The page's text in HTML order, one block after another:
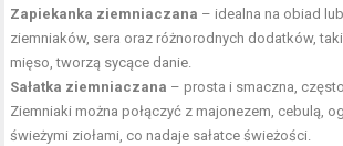
Zapiekanka ziemniaczana – idealna na obiad
ziemniaków, sera oraz różnorodnych dodatków,
mięso, tworzą sycące danie.
Sałatka ziemniaczana – prosta i smaczna,
Ziemniaki można połączyć z majonezem, cebulą,
świeżymi ziołami, co nadaje sałatce świeżości.